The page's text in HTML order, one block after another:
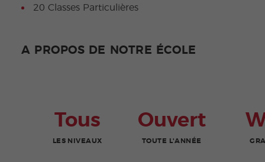
20 Classes Particulières
A PROPOS DE NOTRE ÉCOLE
Tous
LES NIVEAUX
Ouvert
TOUTE L'ANNÉE